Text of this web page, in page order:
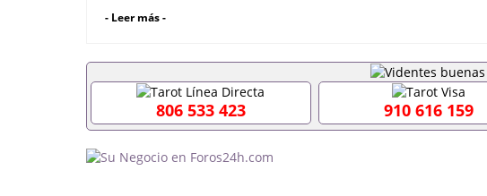
等留学相关材料（申请学校、转学，甚至是申请工签都可以用
用吗551190476假的毕业证成绩单可以办学历认证吗
职事业单位/国企假的毕业证会查吗551190476入职国企/事业
在国内能用吗, 挂科拿不到毕业证怎么办, 毕业证丢了怎么办,
历认证吗,您是否因为中途辍学、挂科而没有正常毕业
551190476您是否因没正常毕业而导致回国得不到教育部认证
551190476网上买文凭可靠吗551190476哪里可以买国外文凭
- Leer más -
806 533 423 910 616 159